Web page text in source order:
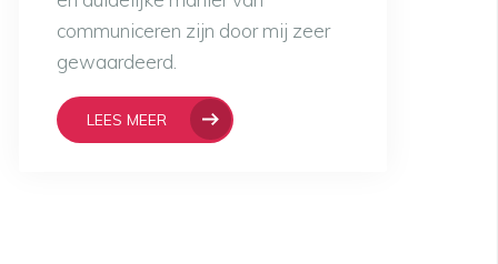
communiceren zijn door mij zeer
gewaardeerd.
LEES MEER